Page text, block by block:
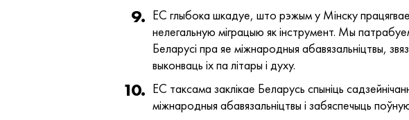
ЕС глыбока шкадуе, што рэжым у Мінску
нелегальную міграцыю як інструмент. Мы
Беларусі пра яе міжнародныя абавязальніцтвы,
выконваць іх па літары і духу.
ЕС таксама заклікае Беларусь спыніць
міжнародныя абавязальніцтвы і забяспечыць